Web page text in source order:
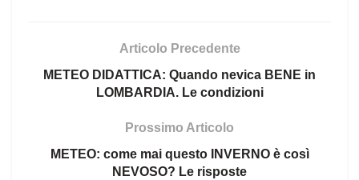
Articolo Precedente
METEO DIDATTICA: Quando nevica BENE in
LOMBARDIA. Le condizioni
Prossimo Articolo
METEO: come mai questo INVERNO è così
NEVOSO? Le risposte